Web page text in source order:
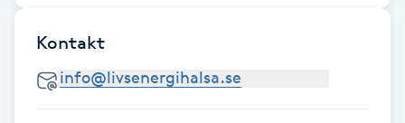
Gravidyoga
Gruppträning
Kontakt